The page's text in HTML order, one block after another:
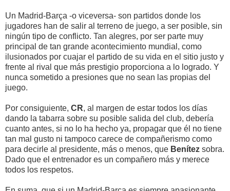
Un Madrid-Barça -o viceversa- son partidos donde los
jugadores han de salir al terreno de juego, a ser posible, sin
ningún tipo de conflicto. Tan alegres, por ser parte muy
principal de tan grande acontecimiento mundial, como
ilusionados por cuajar el partido de su vida en el sitio justo y
frente al rival que más prestigio proporciona a lo logrado. Y
nunca sometido a presiones que no sean las propias del
juego.
Por consiguiente, CR, al margen de estar todos los días
dando la tabarra sobre su posible salida del club, debería
cuanto antes, si no lo ha hecho ya, propagar que él no tiene
tan mal gusto ni tampoco carece de compañerismo como
para decirle al presidente, más o menos, que Benítez sobra.
Dado que el entrenador es un compañero más y merece
todos los respetos.